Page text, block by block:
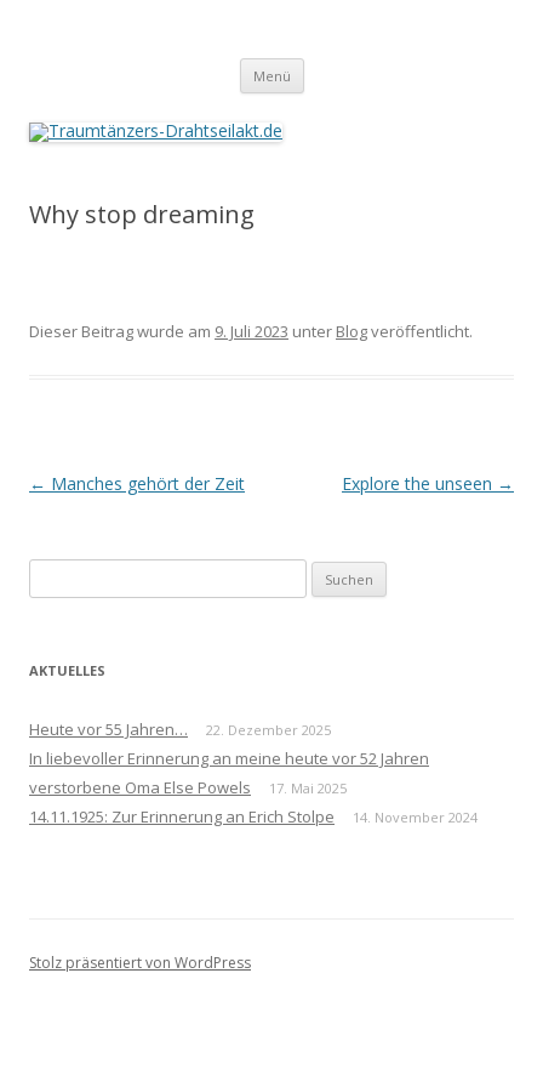
Menü Springe
Inhalt
Why stop dreaming
Dieser Beitrag wurde am 9. Juli 2023 unter Blogveröffentlicht.
Beitrags-
← Manches gehört der Zeit Explore the unseen →
nach:
AKTUELLES
Heute vor 55 Jahren… 22. Dezember 2025
In liebevoller Erinnerung an meine heute vor 52 Jahren
verstorbene Oma Else Powels
17. Mai 2025
14.11.1925: Zur Erinnerung an Erich Stolpe 14. November 2024
Stolz präsentiert von WordPress